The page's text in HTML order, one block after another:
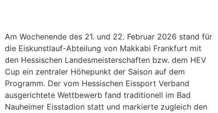
Am Wochenende des 21. und 22. Februar 2026 stand für
die Eiskunstlauf-Abteilung von Makkabi Frankfurt mit
den Hessischen Landesmeisterschaften bzw. dem HEV
Cup ein zentraler Höhepunkt der Saison auf dem
Programm. Der vom Hessischen Eissport Verband
ausgerichtete Wettbewerb fand traditionell im Bad
Nauheimer Eisstadion statt und markierte zugleich den